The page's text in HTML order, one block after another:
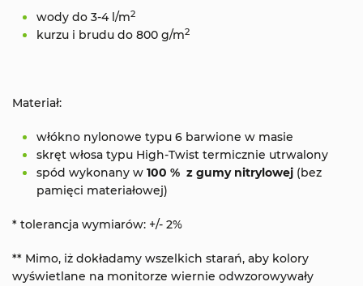
wody do 3-4 l/m2
kurzu i brudu do 800 g/m2
Materiał:
włókno nylonowe typu 6 barwione w masie
skręt włosa typu High-Twist termicznie utrwalony
spód wykonany w 100 % z gumy nitrylowej (bez
pamięci materiałowej)
* tolerancja wymiarów: +/- 2%
** Mimo, iż dokładamy wszelkich starań, aby kolory
wyświetlane na monitorze wiernie odwzorowywały